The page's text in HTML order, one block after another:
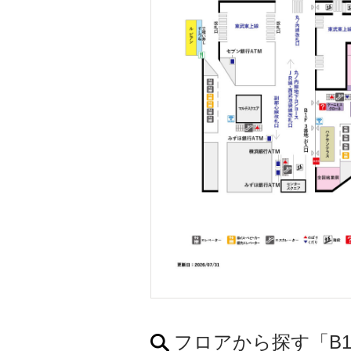
フロアから探す「